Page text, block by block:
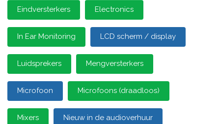
Eindversterkers Electronics
In Ear Monitoring LCD scherm / display
Luidsprekers Mengversterkers
Microfoon Microfoons (draadloos)
Mixers Nieuw in de audioverhuur